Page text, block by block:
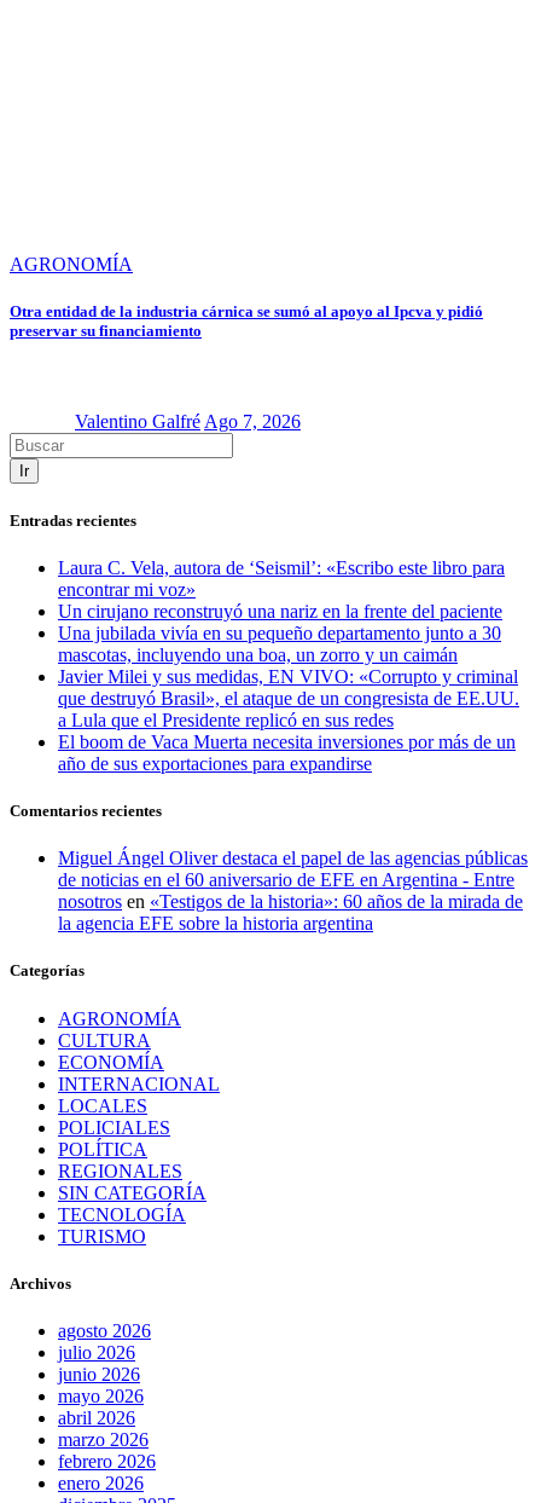
AGRONOMÍA
Otra entidad de la industria cárnica se sumó al apoyo al Ipcva y pidió
preservar su financiamiento
Valentino GalfréAgo 7, 2026
Ir
Entradas recientes
Laura C. Vela, autora de ‘Seismil’: «Escribo este libro para
encontrar mi voz»
Un cirujano reconstruyó una nariz en la frente del paciente
Una jubilada vivía en su pequeño departamento junto a 30
mascotas, incluyendo una boa, un zorro y un caimán
Javier Milei y sus medidas, EN VIVO: «Corrupto y criminal
que destruyó Brasil», el ataque de un congresista de EE.UU.
a Lula que el Presidente replicó en sus redes
El boom de Vaca Muerta necesita inversiones por más de un
año de sus exportaciones para expandirse
Comentarios recientes
Miguel Ángel Oliver destaca el papel de las agencias públicas
de noticias en el 60 aniversario de EFE en Argentina - Entre
nosotros en «Testigos de la historia»: 60 años de la mirada de
la agencia EFE sobre la historia argentina
Categorías
AGRONOMÍA
CULTURA
ECONOMÍA
INTERNACIONAL
LOCALES
POLICIALES
POLÍTICA
REGIONALES
SIN CATEGORÍA
TECNOLOGÍA
TURISMO
Archivos
agosto 2026
julio 2026
junio 2026
mayo 2026
abril 2026
marzo 2026
febrero 2026
enero 2026